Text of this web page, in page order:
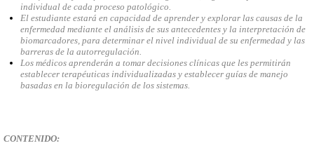
individual de cada proceso patológico.
El estudiante estará en capacidad de aprender y explorar las causas de la
enfermedad mediante el análisis de sus antecedentes y la interpretación de
biomarcadores, para determinar el nivel individual de su enfermedad y las
barreras de la autorregulación.
Los médicos aprenderán a tomar decisiones clínicas que les permitirán
establecer terapéuticas individualizadas y establecer guías de manejo
basadas en la bioregulación de los sistemas.
CONTENIDO: